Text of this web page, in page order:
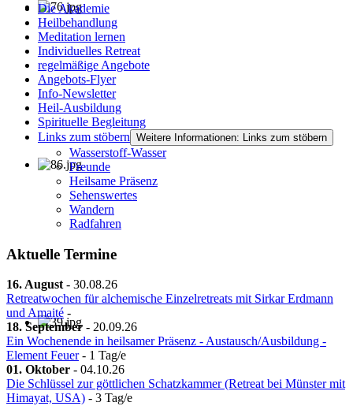
Die Akademie
Heilbehandlung
Meditation lernen
Individuelles Retreat
regelmäßige Angebote
Angebots-Flyer
Info-Newsletter
Heil-Ausbildung
Spirituelle Begleitung
Links zum stöbern Weitere Informationen: Links zum stöbern
Wasserstoff-Wasser
Freunde
Heilsame Präsenz
Sehenswertes
Wandern
Radfahren
Aktuelle Termine
16. August - 30.08.26
Retreatwochen für alchemische Einzelretreats mit Sirkar Erdmann
und Amaité -
18. September - 20.09.26
Ein Wochenende in heilsamer Präsenz - Austausch/Ausbildung -
Element Feuer- 1 Tag/e
01. Oktober - 04.10.26
Die Schlüssel zur göttlichen Schatzkammer (Retreat bei Münster mit
Himayat, USA) - 3 Tag/e